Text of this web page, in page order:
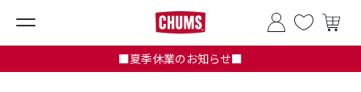
■夏季休業のお知らせ■